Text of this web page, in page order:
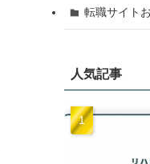
転職サイト
人気記事